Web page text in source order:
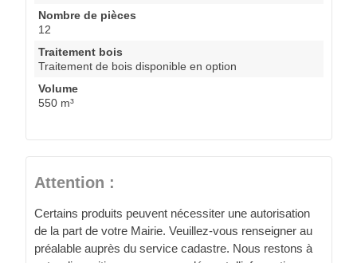
Nombre de pièces
12
Traitement bois
Traitement de bois disponible en option
Volume
550 m³
Attention :
Certains produits peuvent nécessiter une autorisation
de la part de votre Mairie. Veuillez-vous renseigner au
préalable auprès du service cadastre. Nous restons à